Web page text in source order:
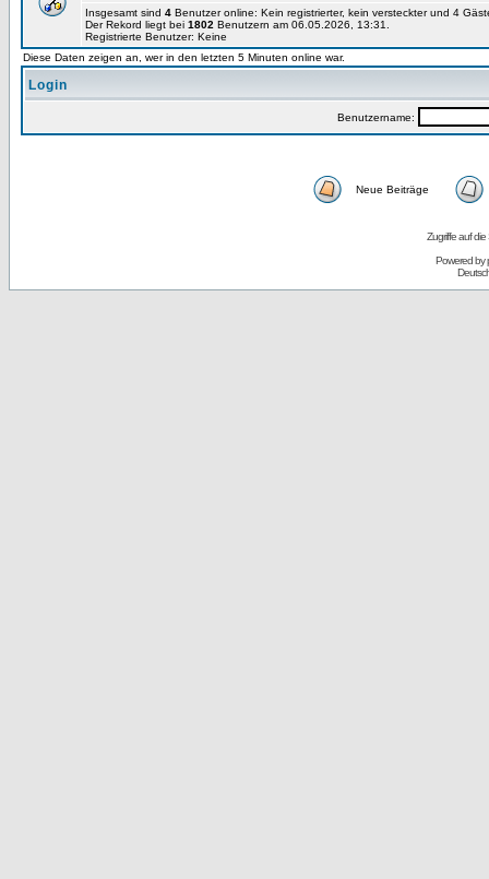
Insgesamt sind 4 Benutzer online: Kein registrierter, kein versteckter und 4
Der Rekord liegt bei 1802 Benutzern am 06.05.2026, 13:31.
Registrierte Benutzer: Keine
Diese Daten zeigen an, wer in den letzten 5 Minuten online war.
Login
Benutzername:
Neue Beiträge
Zugriffe auf
Powered by